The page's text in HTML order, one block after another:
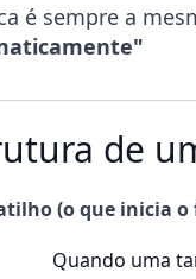
é sempre a
de
(o que inicia o
Quando uma